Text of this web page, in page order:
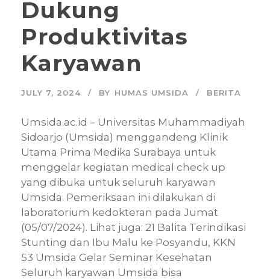
Dukung
Produktivitas
Karyawan
JULY 7, 2024 BY HUMAS UMSIDA BERITA
Umsida.ac.id – Universitas Muhammadiyah
Sidoarjo (Umsida) menggandeng Klinik
Utama Prima Medika Surabaya untuk
menggelar kegiatan medical check up
yang dibuka untuk seluruh karyawan
Umsida. Pemeriksaan ini dilakukan di
laboratorium kedokteran pada Jumat
(05/07/2024). Lihat juga: 21 Balita Terindikasi
Stunting dan Ibu Malu ke Posyandu, KKN
53 Umsida Gelar Seminar Kesehatan
Seluruh karyawan Umsida bisa